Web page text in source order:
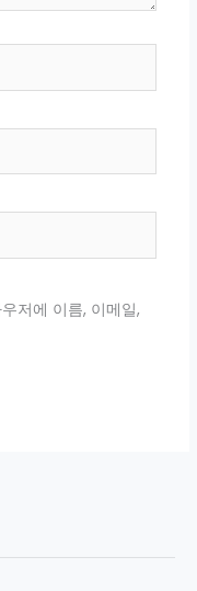
저에 이름, 이메일,